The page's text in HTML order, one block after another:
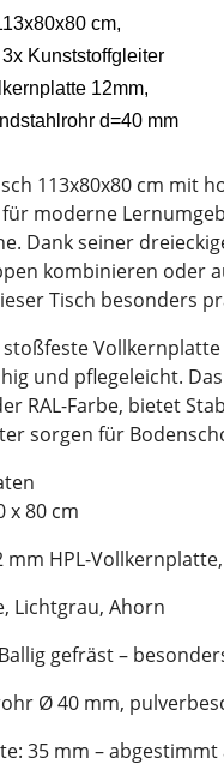
cm,
Kunststoffgleiter
12mm,
d=40 mm
113x80x80 cm mit
moderne
Dank seiner
kombinieren oder
Tisch besonders
stoßfeste
und pflegeleicht.
RAL-Farbe, bietet
sorgen für
x 80 cm
mm HPL-
Lichtgrau, Ahorn
gefräst –
Ø 40 mm,
35 mm – abgestimmt